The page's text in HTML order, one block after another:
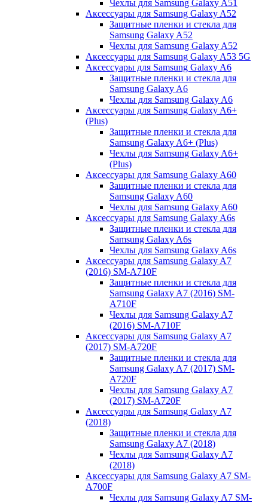
Чехлы для Samsung Galaxy A51
Аксессуары для Samsung Galaxy A52
Защитные пленки и стекла для
Samsung Galaxy A52
Чехлы для Samsung Galaxy A52
Аксессуары для Samsung Galaxy A53 5G
Аксессуары для Samsung Galaxy A6
Защитные пленки и стекла для
Samsung Galaxy A6
Чехлы для Samsung Galaxy A6
Аксессуары для Samsung Galaxy A6+
(Plus)
Защитные пленки и стекла для
Samsung Galaxy A6+ (Plus)
Чехлы для Samsung Galaxy A6+
(Plus)
Аксессуары для Samsung Galaxy A60
Защитные пленки и стекла для
Samsung Galaxy A60
Чехлы для Samsung Galaxy A60
Аксессуары для Samsung Galaxy A6s
Защитные пленки и стекла для
Samsung Galaxy A6s
Чехлы для Samsung Galaxy A6s
Аксессуары для Samsung Galaxy A7
(2016) SM-A710F
Защитные пленки и стекла для
Samsung Galaxy A7 (2016) SM-
A710F
Чехлы для Samsung Galaxy A7
(2016) SM-A710F
Аксессуары для Samsung Galaxy A7
(2017) SM-A720F
Защитные пленки и стекла для
Samsung Galaxy A7 (2017) SM-
A720F
Чехлы для Samsung Galaxy A7
(2017) SM-A720F
Аксессуары для Samsung Galaxy A7
(2018)
Защитные пленки и стекла для
Samsung Galaxy A7 (2018)
Чехлы для Samsung Galaxy A7
(2018)
Аксессуары для Samsung Galaxy A7 SM-
A700F
Чехлы для Samsung Galaxy A7 SM-